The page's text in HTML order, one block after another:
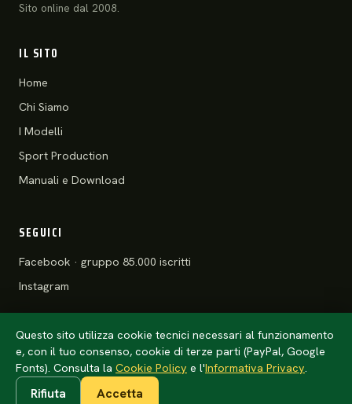
Sito online dal 2008.
IL SITO
Home
Chi Siamo
I Modelli
Sport Production
Manuali e Download
SEGUICI
Facebook · gruppo 85.000 iscritti
Instagram
© 2026 Motoclub 125 Stradali ASD Privacy Policy·Cookie Policy
Anteprima · l'anno della tessera arriva da
Questo sito utilizza cookie tecnici necessari al funzionamento
e, con il tuo consenso, cookie di terze parti (PayPal, Google
Fonts). Consulta la Cookie Policy e l'Informativa Privacy.
Rifiuta Accetta